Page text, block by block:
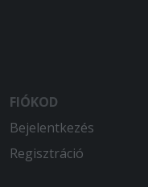
FIÓKOD
Bejelentkezés
Regisztráció